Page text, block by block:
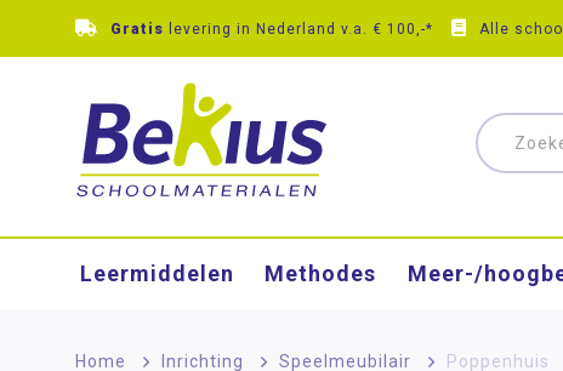
Gratis levering in Nederland v.a. € 100,-* Alle
Leermiddelen Methodes Meer-/
Home > Inrichting > Speelmeubilair > Poppenhuis